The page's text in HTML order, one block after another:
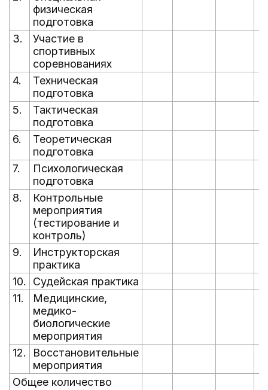
физическая
подготовка
3.
Участие в
спортивных
соревнованиях
4.
Техническая
подготовка
5.
Тактическая
подготовка
6.
Теоретическая
подготовка
7.
Психологическая
подготовка
8.
Контрольные
мероприятия
(тестирование и
контроль)
9.
Инструкторская
практика
10.
Судейская практика
11.
Медицинские,
медико-
биологические
мероприятия
12.
Восстановительные
мероприятия
Общее количество